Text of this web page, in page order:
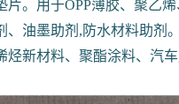
片。用于OPP薄胶、聚乙
、油墨助剂,防水材料助剂
烃新材料、聚酯涂料、汽车